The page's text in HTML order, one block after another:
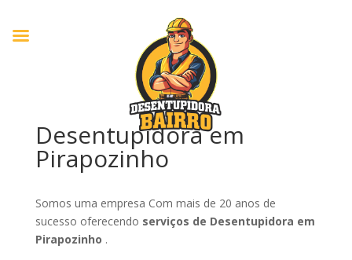
Desentupidora em
Pirapozinho
Somos uma empresa Com mais de 20 anos de
sucesso oferecendo serviços de Desentupidora em
Pirapozinho .